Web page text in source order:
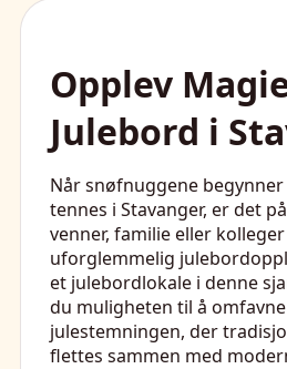
Opplev
Julebord i
Når snøfnuggene begynner
tennes i Stavanger, er det
venner, familie eller
uforglemmelig
et julebordlokale i denne
du muligheten til å
julestemningen, der
flettes sammen med